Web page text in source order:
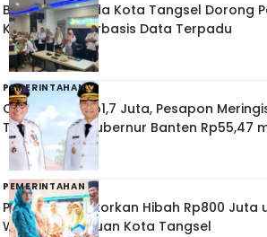
Bappelitbangda Kota Tangsel Dorong
Kemiskinan Berbasis Data Terpadu
PEMERINTAHAN
Cuma Digaji Rp1,7 Juta, Pesapon
Tenaga Ahli Gubernur Banten Rp55,47
PEMERINTAHAN
Pemkot Gelontorkan Hibah Rp800 Juta
Wanita Persatuan Kota Tangsel